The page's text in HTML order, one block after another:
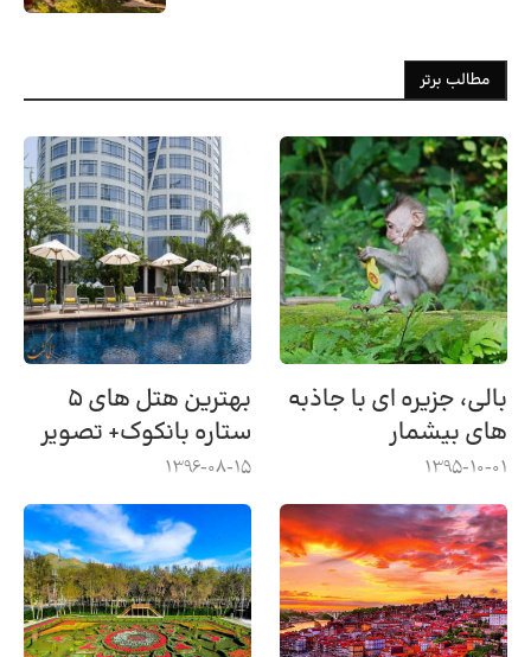
مطالب برتر
بالی، جزیره ای با جاذبه
های بیشمار
1395-10-01
بهترین هتل های ۵
ستاره بانکوک+ تصویر
1396-08-15